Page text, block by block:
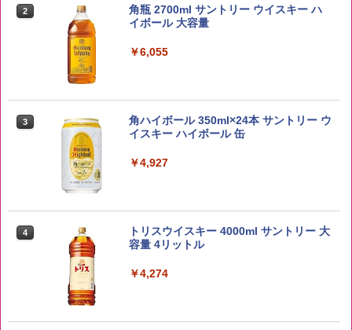
kg 業務用 お米マイスターブレンド
5kg 長野県産 令和7年産
米 5kg
2
角瓶 2700ml サントリー ウイスキー ハ
イボール 大容量
￥6,055
3
角ハイボール 350ml×24本 サントリー ウ
イスキー ハイボール 缶
￥4,927
4
トリスウイスキー 4000ml サントリー 大
容量 4リットル
￥4,274